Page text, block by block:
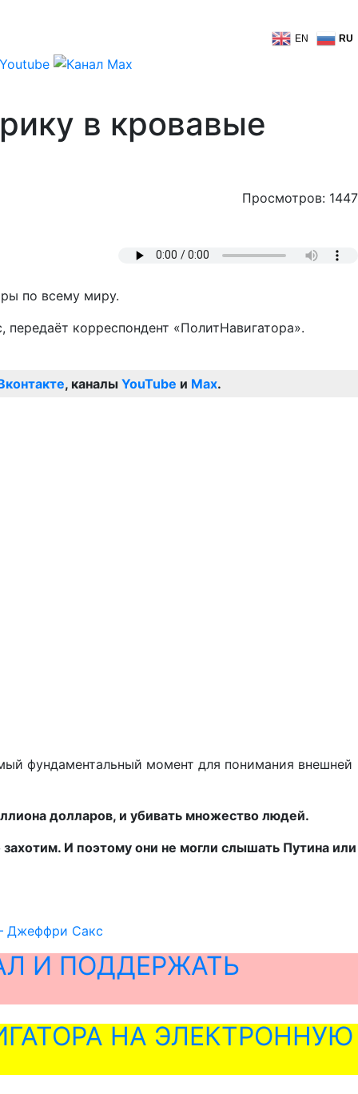
EN RU
в кровавые
Просмотров: 1447
по всему миру.
корреспондент «ПолитНавигатора».
, каналы YouTube и Max.
фундаментальный момент для понимания внешней
долларов, и убивать множество людей.
И поэтому они не могли слышать Путина или
Джеффри Сакс
И ПОДДЕРЖАТЬ
НА ЭЛЕКТРОННУЮ